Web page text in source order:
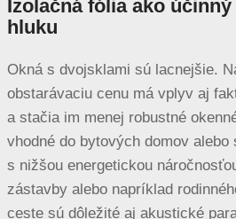
Izolačná fólia ako
hluku
Okná s dvojsklami sú lacnejšie.
obstarávaciu cenu má vplyv aj
a stačia im menej robustné
vhodné do bytových domov alebo
s nižšou energetickou
zástavby alebo napríklad
ceste sú dôležité aj akustické